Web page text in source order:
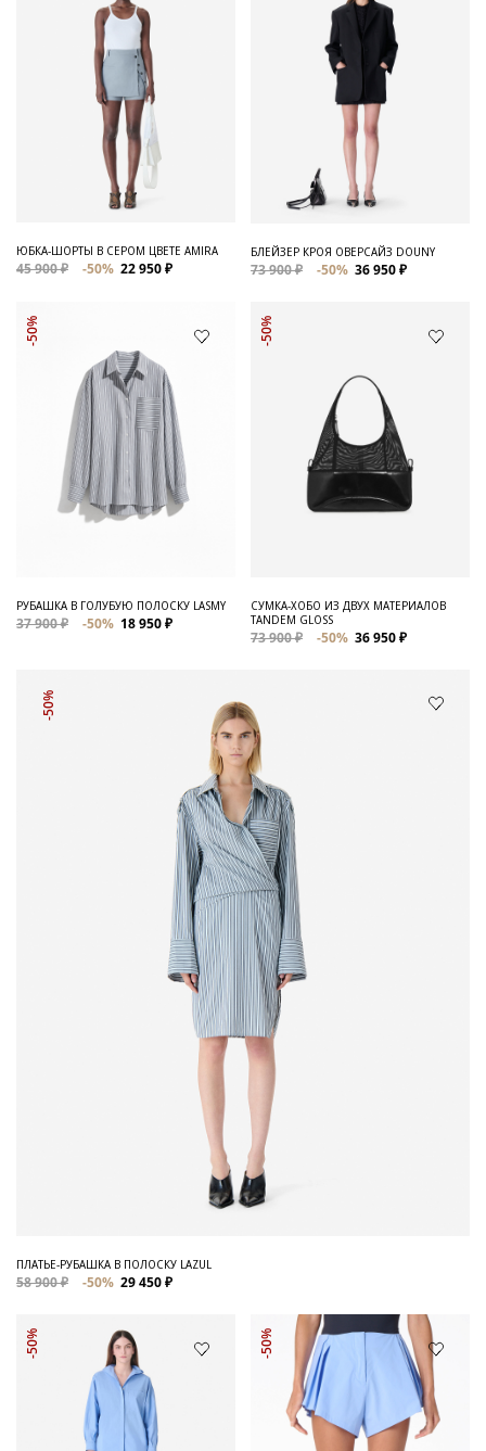
ЮБКА-ШОРТЫ В СЕРОМ ЦВЕТЕ AMIRA
45 900 ₽ -50% 22 950 ₽
БЛЕЙЗЕР КРОЯ ОВЕРСАЙЗ DOUNY
73 900 ₽ -50% 36 950 ₽
-50%
РУБАШКА В ГОЛУБУЮ ПОЛОСКУ LASMY
37 900 ₽ -50% 18 950 ₽
-50%
СУМКА-ХОБО ИЗ ДВУХ МАТЕРИАЛОВ
TANDEM GLOSS
73 900 ₽ -50% 36 950 ₽
-50%
ПЛАТЬЕ-РУБАШКА В ПОЛОСКУ LAZUL
58 900 ₽ -50% 29 450 ₽
-50% -50%